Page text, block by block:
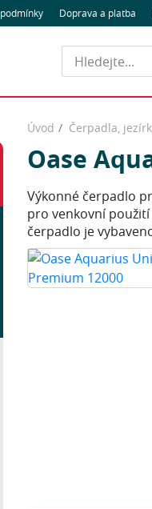
podmínky Doprava a platba
Hledat
Úvod Čerpadla,
Oase
Výkonné čerpadlo
pro venkovní
čerpadlo je